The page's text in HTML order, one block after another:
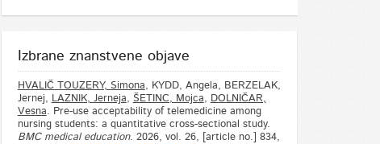
Izbrane znanstvene objave
HVALIČ TOUZERY, Simona, KYDD, Angela, BERZELAK,
Jernej, LAZNIK, Jerneja, ŠETINC, Mojca, DOLNIČAR,
Vesna. Pre-use acceptability of telemedicine among
nursing students: a quantitative cross-sectional study.
BMC medical education. 2026, vol. 26, [article no.] 834,